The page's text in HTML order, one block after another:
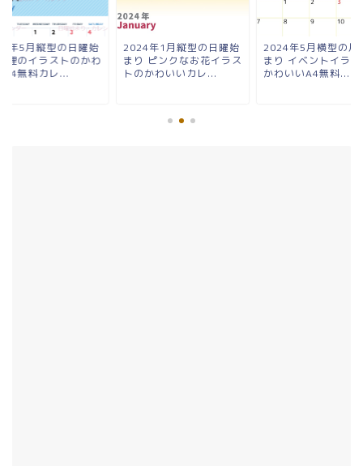
年5月縦型の日曜始
鯉のイラストのかわ
A4無料カレ...
2024年1月縦型の日曜始
まり ピンクなお花イラス
トのかわいいカレ...
2024年5月横型の月
まり イベントイラ
かわいいA4無料...